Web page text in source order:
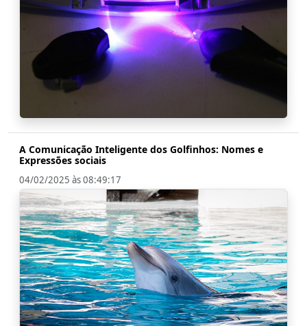
A Comunicação Inteligente dos Golfinhos: Nomes e
Expressões sociais
04/02/2025 às 08:49:17